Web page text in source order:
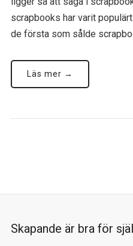
scrapbooks har varit
de första som sålde
Läs mer →
Skapande är bra för